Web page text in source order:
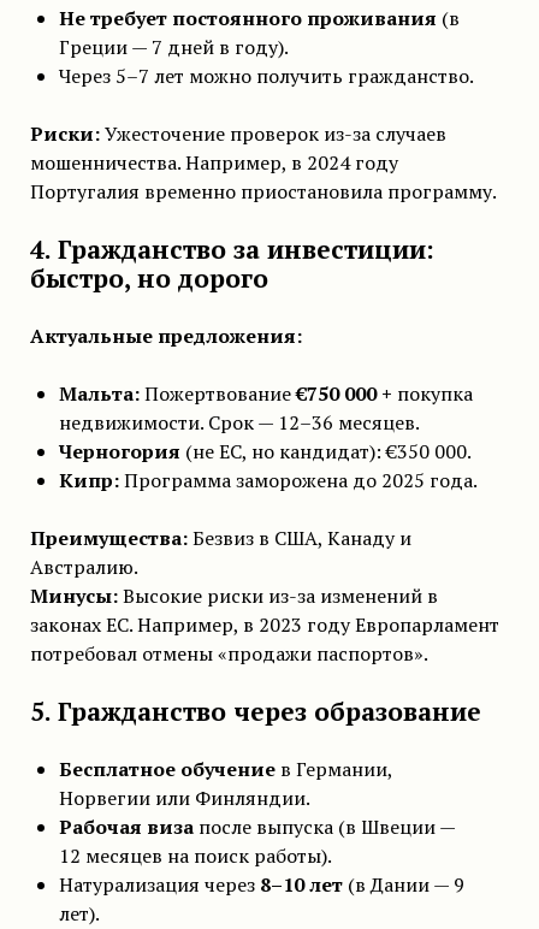
Не требует постоянного проживания (в
Греции — 7 дней в году).
Через 5–7 лет можно получить гражданство.
Риски:Ужесточение проверок из-за случаев
мошенничества. Например, в 2024 году
Португалия временно приостановила программу.
4. Гражданство за инвестиции:
быстро, но дорого
Актуальные предложения:
Мальта:Пожертвование€750 000 + покупка
недвижимости. Срок — 12–36 месяцев.
Черногория (не ЕС, но кандидат): €350 000.
Кипр:Программа заморожена до 2025 года.
Преимущества:Безвиз в США, Канаду и
Австралию.
Минусы:Высокие риски из-за изменений в
законах ЕС. Например, в 2023 году Европарламент
потребовал отмены «продажи паспортов».
5. Гражданство через образование
Бесплатное обучениев Германии,
Норвегии или Финляндии.
Рабочая визапосле выпуска (в Швеции —
12 месяцев на поиск работы).
Натурализация через 8–10 лет(в Дании — 9
лет).